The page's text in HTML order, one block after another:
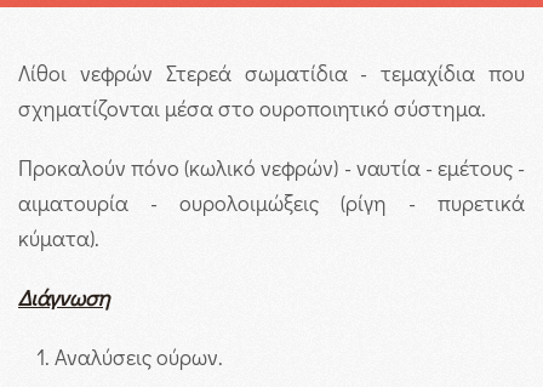
Λίθοι νεφρών Στερεά σωματίδια - τεμαχίδια που
σχηματίζονται μέσα στο ουροποιητικό σύστημα.
Προκαλούν πόνο (κωλικό νεφρών) - ναυτία - εμέτους -
αιματουρία - ουρολοιμώξεις (ρίγη - πυρετικά
κύματα).
Διάγνωση
Αναλύσεις ούρων.